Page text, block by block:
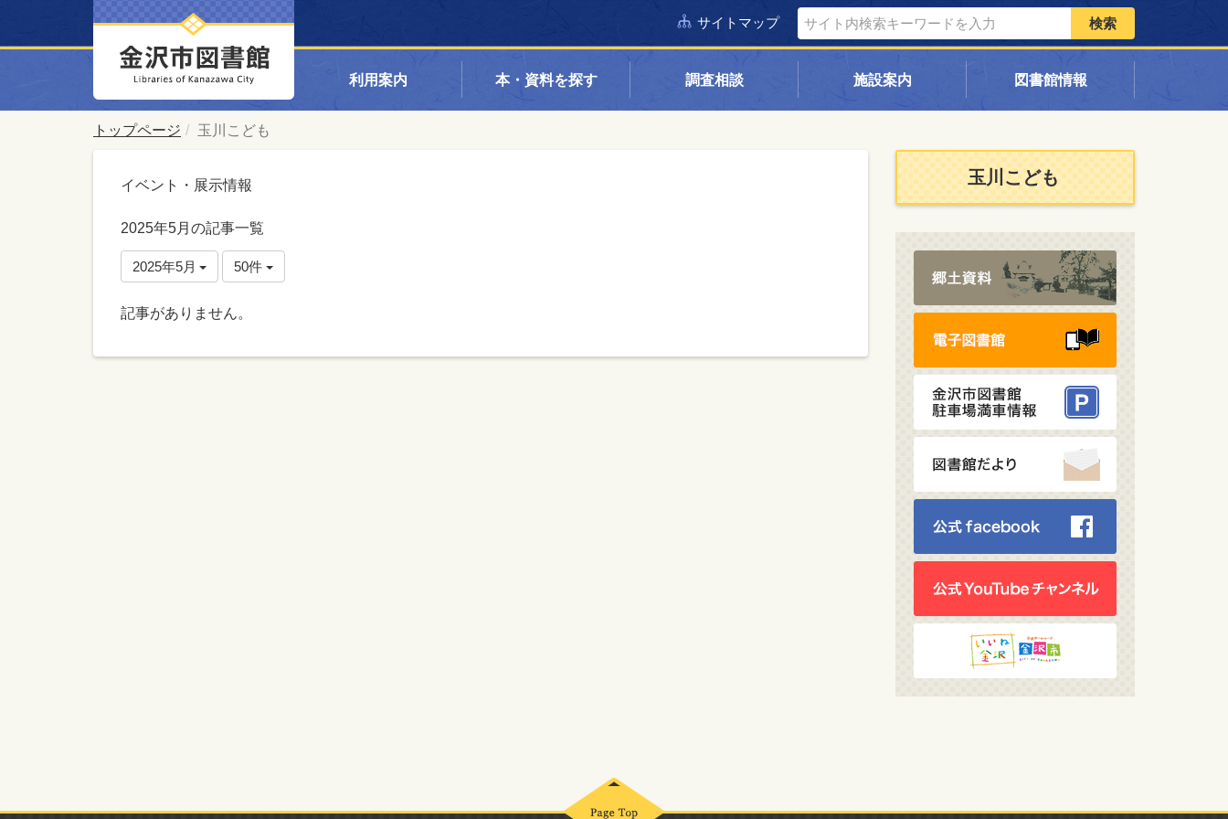
サイトマップ 検索
利用案内 本・資料を探す 調査相談 施設案内 図書館情報
トップページ 玉川こども
イベント・展示情報
2025年5月の記事一覧
2025年5月 50件
記事がありません。
玉川こども